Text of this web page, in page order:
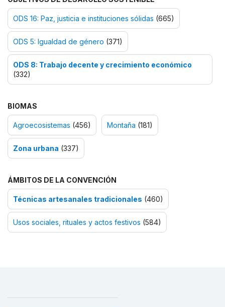
ODS 16: Paz, justicia e instituciones sólidas (665)
ODS 5: Igualdad de género (371)
ODS 8: Trabajo decente y crecimiento económico
(332)
BIOMAS
Agroecosistemas (456) Montaña (181)
Zona urbana (337)
ÁMBITOS DE LA CONVENCIÓN
Técnicas artesanales tradicionales (460)
Usos sociales, rituales y actos festivos (584)